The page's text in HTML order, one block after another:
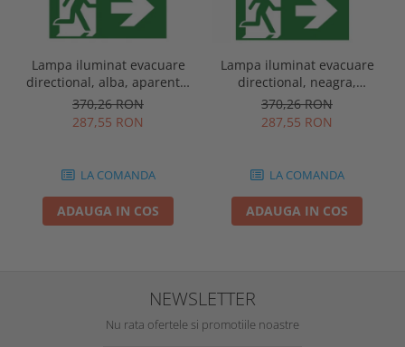
Lampa iluminat evacuare
directional, alba, aparenta,
3 ore, 3W, mentinut, test
automat, IP20, Intelight
370,26 RON
287,55 RON
LA COMANDA
ADAUGA IN COS
Lampa iluminat evacuare
directional, neagra,
aparenta, 3 ore, 3W,
mentinut, test automat,
370,26 RON
287,55 RON
LA COMANDA
ADAUGA IN COS
NEWSLETTER
Nu rata ofertele si promotiile noastre